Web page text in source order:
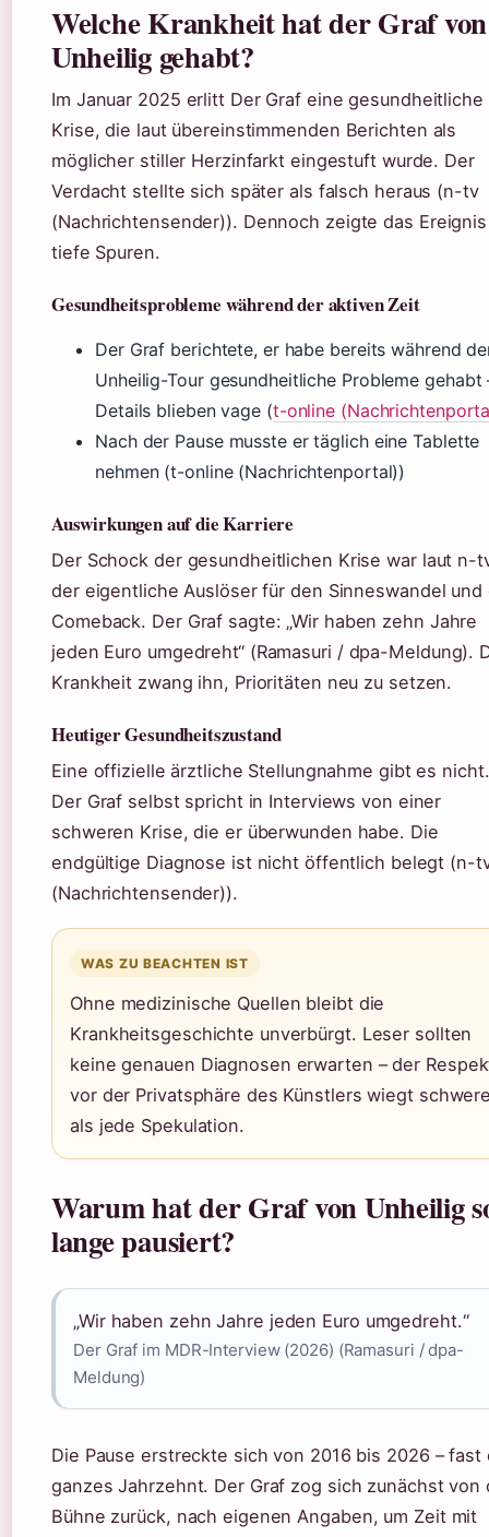
Welche Krankheit hat der Graf von
Unheilig gehabt?
Im Januar 2025 erlitt Der Graf eine gesundheitliche
Krise, die laut übereinstimmenden Berichten als
möglicher stiller Herzinfarkt eingestuft wurde. Der
Verdacht stellte sich später als falsch heraus (n-tv
(Nachrichtensender)). Dennoch zeigte das Ereignis
tiefe Spuren.
Gesundheitsprobleme während der aktiven Zeit
Der Graf berichtete, er habe bereits während
Unheilig-Tour gesundheitliche Probleme gehabt
Details blieben vage (t-online
Nach der Pause musste er täglich eine Tablette
nehmen (t-online (Nachrichtenportal))
Auswirkungen auf die Karriere
Der Schock der gesundheitlichen Krise war laut n-
der eigentliche Auslöser für den Sinneswandel und
Comeback. Der Graf sagte: „Wir haben zehn Jahre
jeden Euro umgedreht“ (Ramasuri / dpa-Meldung).
Krankheit zwang ihn, Prioritäten neu zu setzen.
Heutiger Gesundheitszustand
Eine offizielle ärztliche Stellungnahme gibt es nicht.
Der Graf selbst spricht in Interviews von einer
schweren Krise, die er überwunden habe. Die
endgültige Diagnose ist nicht öffentlich belegt (n-
(Nachrichtensender)).
WAS ZU BEACHTEN IST
Ohne medizinische Quellen bleibt die
Krankheitsgeschichte unverbürgt. Leser sollten
keine genauen Diagnosen erwarten – der
vor der Privatsphäre des Künstlers wiegt
als jede Spekulation.
Warum hat der Graf von Unheilig
lange pausiert?
„Wir haben zehn Jahre jeden Euro umgedreht.“
Der Graf im MDR-Interview (2026) (Ramasuri / dpa-
Meldung)
Die Pause erstreckte sich von 2016 bis 2026 – fast
ganzes Jahrzehnt. Der Graf zog sich zunächst von
Bühne zurück, nach eigenen Angaben, um Zeit mit